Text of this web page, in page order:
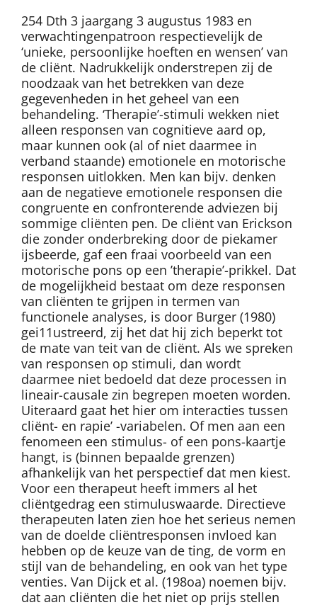
254 Dth 3 jaargang 3 augustus 1983 en
verwachtingenpatroon respectievelijk de
‘unieke, persoonlijke hoeften en wensen’ van
de cliënt. Nadrukkelijk onderstrepen zij de
noodzaak van het betrekken van deze
gegevenheden in het geheel van een
behandeling. ‘Therapie’-stimuli wekken niet
alleen responsen van cognitieve aard op,
maar kunnen ook (al of niet daarmee in
verband staande) emotionele en motorische
responsen uitlokken. Men kan bijv. denken
aan de negatieve emotionele responsen die
congruente en confronterende adviezen bij
sommige cliënten pen. De cliënt van Erickson
die zonder onderbreking door de piekamer
ijsbeerde, gaf een fraai voorbeeld van een
motorische pons op een ’therapie’-prikkel. Dat
de mogelijkheid bestaat om deze responsen
van cliënten te grijpen in termen van
functionele analyses, is door Burger (1980)
gei11ustreerd, zij het dat hij zich beperkt tot
de mate van teit van de cliënt. Als we spreken
van responsen op stimuli, dan wordt
daarmee niet bedoeld dat deze processen in
lineair-causale zin begrepen moeten worden.
Uiteraard gaat het hier om interacties tussen
cliënt- en rapie’ -variabelen. Of men aan een
fenomeen een stimulus- of een pons-kaartje
hangt, is (binnen bepaalde grenzen)
afhankelijk van het perspectief dat men kiest.
Voor een therapeut heeft immers al het
cliëntgedrag een stimuluswaarde. Directieve
therapeuten laten zien hoe het serieus nemen
van de doelde cliëntresponsen invloed kan
hebben op de keuze van de ting, de vorm en
stijl van de behandeling, en ook van het type
venties. Van Dijck et al. (198oa) noemen bijv.
dat aan cliënten die het niet op prijs stellen